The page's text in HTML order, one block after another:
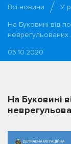
Всі новини
У
На Буковині від
05.10.2020
На Буковині